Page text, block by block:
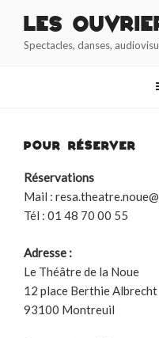
contenu
Les
Spectacles, danses,
POUR RÉSERVER
Réservations
Mail :
Tél : 01 48 70 00 55
Adresse :
Le Théâtre de la Noue
12 place Berthie Albrecht
93100 Montreuil